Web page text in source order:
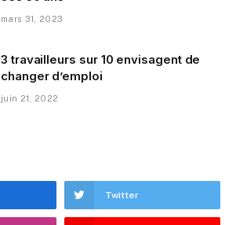
mars 31, 2023
3 travailleurs sur 10 envisagent de
changer d’emploi
juin 21, 2022
Twitter